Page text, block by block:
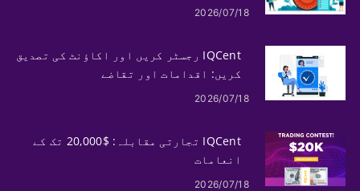
2026/07/18
IQCent رجسٹر کریں اور اکاؤنٹ کی تصدیق
کریں: اقدامات اور تقاضے
2026/07/18
IQCent تجارتی مقابلہ: $20,000 تک کے
انعامات
2026/07/18